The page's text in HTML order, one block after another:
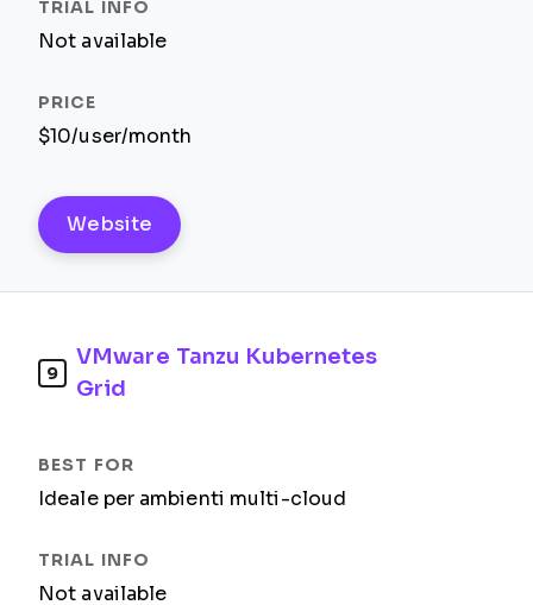
Not available
$10/user/month
Website
9
VMware Tanzu Kubernetes
Grid
Ideale per ambienti multi-cloud
Not available